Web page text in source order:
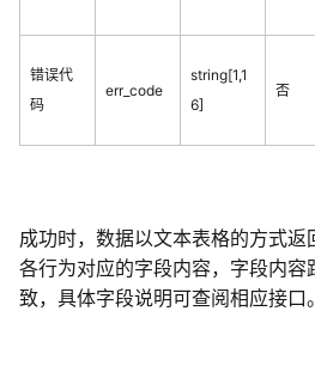
错误代
码
err_code
string[1,1
6]
否
成功时，数据以文本表格的方式
各行为对应的字段内容，字段内
致，具体字段说明可查阅相应接口。